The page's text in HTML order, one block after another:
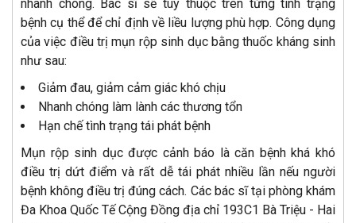
nhanh chóng. Bác sĩ sẽ tùy thuộc trên từng tình trạng
bệnh cụ thể để chỉ định về liều lượng phù hợp. Công dụng
của việc điều trị mụn rộp sinh dục bằng thuốc kháng sinh
như sau:
Giảm đau, giảm cảm giác khó chịu
Nhanh chóng làm lành các thương tổn
Hạn chế tình trạng tái phát bệnh
Mụn rộp sinh dục được cảnh báo là căn bệnh khá khó
điều trị dứt điểm và rất dễ tái phát nhiều lần nếu người
bệnh không điều trị đúng cách. Các bác sĩ tại phòng khám
Đa Khoa Quốc Tế Cộng Đồng địa chỉ 193C1 Bà Triệu - Hai